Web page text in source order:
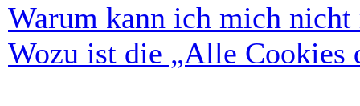
Warum kann ich mich nicht
Wozu ist die „Alle Cookies